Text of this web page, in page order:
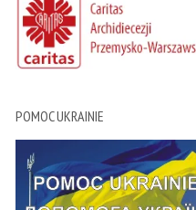
POMOC UKRAINIE